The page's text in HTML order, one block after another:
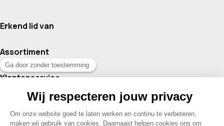
Erkend lid van
Assortiment
Klantenservice
Contact
© 2026 Drogisterij Het Geheim | Alle rechten voorbehouden |